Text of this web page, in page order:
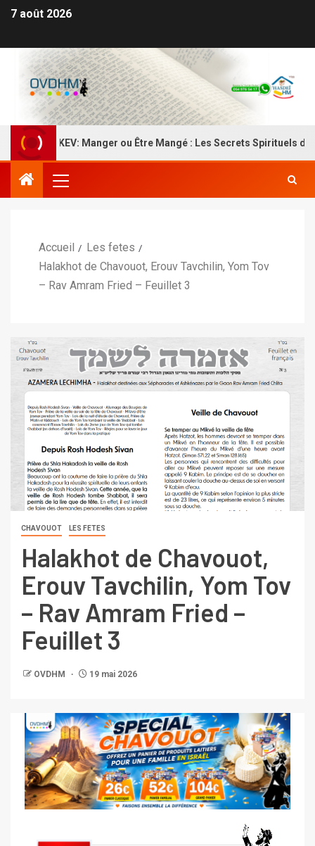
7 août 2026
EKEV: Manger ou Être Mangé : Les Secrets Spirituels de la
Accueil
Les fetes
Halakhot de Chavouot, Erouv Tavchilin, Yom Tov
– Rav Amram Fried – Feuillet 3
CHAVOUOT LES FETES
Halakhot de Chavouot,
Erouv Tavchilin, Yom Tov
– Rav Amram Fried –
Feuillet 3
OVDHM 19 mai 2026